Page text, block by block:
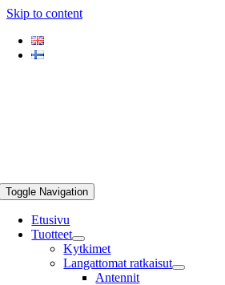
Skip to content
Toggle Navigation
Etusivu
Tuotteet
Kytkimet
Langattomat ratkaisut
Antennit